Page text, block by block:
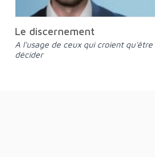
Le discernement
A l'usage de ceux qui croient qu'être intelligent suffit pour
décider